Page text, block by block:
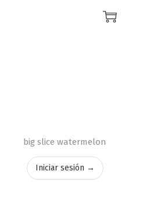
big slice watermelon
Iniciar sesión →